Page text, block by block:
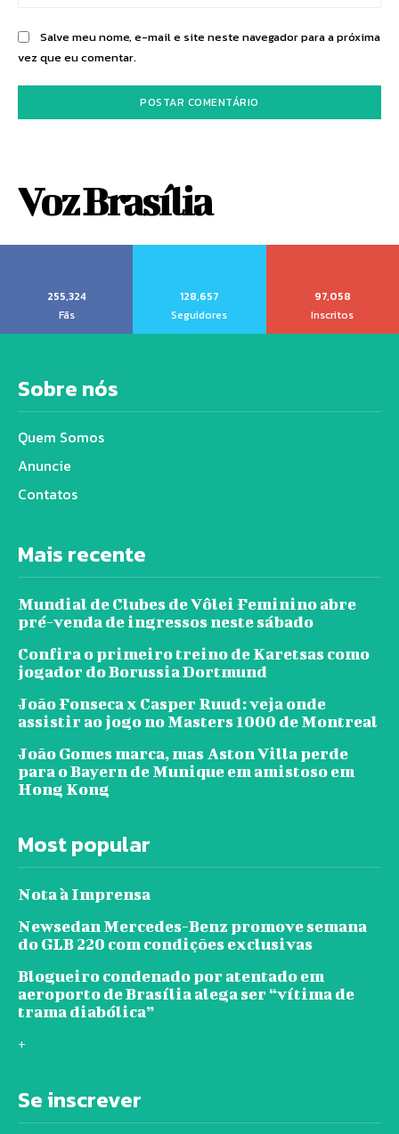
Salve meu nome, e-mail e site neste navegador para a próxima
vez que eu comentar.
Voz Brasília
255,324
Fãs
128,657
Seguidores
97,058
Inscritos
Sobre nós
Quem Somos
Anuncie
Contatos
Mais recente
Mundial de Clubes de Vôlei Feminino abre
pré-venda de ingressos neste sábado
Confira o primeiro treino de Karetsas como
jogador do Borussia Dortmund
João Fonseca x Casper Ruud: veja onde
assistir ao jogo no Masters 1000 de Montreal
João Gomes marca, mas Aston Villa perde
para o Bayern de Munique em amistoso em
Hong Kong
Most popular
Nota à Imprensa
Newsedan Mercedes-Benz promove semana
do GLB 220 com condições exclusivas
Blogueiro condenado por atentado em
aeroporto de Brasília alega ser “vítima de
trama diabólica”
+
Se inscrever